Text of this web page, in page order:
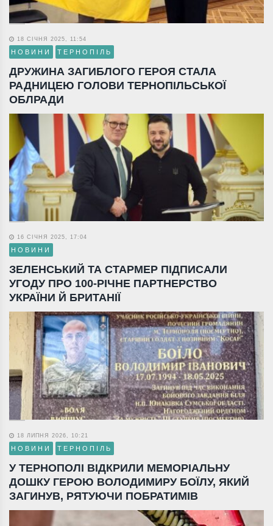
18 СІЧНЯ 2025, 11:54
НОВИНИ ТЕРНОПІЛЬ
ДРУЖИНА ЗАГИБЛОГО ГЕРОЯ СТАЛА
РАДНИЦЕЮ ГОЛОВИ ТЕРНОПІЛЬСЬКОЇ
ОБЛРАДИ
16 СІЧНЯ 2025, 17:04
НОВИНИ
ЗЕЛЕНСЬКИЙ ТА СТАРМЕР ПІДПИСАЛИ
УГОДУ ПРО 100-РІЧНЕ ПАРТНЕРСТВО
УКРАЇНИ Й БРИТАНІЇ
18 ЛИПНЯ 2026, 10:21
НОВИНИ ТЕРНОПІЛЬ
У ТЕРНОПОЛІ ВІДКРИЛИ МЕМОРІАЛЬНУ
ДОШКУ ГЕРОЮ ВОЛОДИМИРУ БОЇЛУ, ЯКИЙ
ЗАГИНУВ, РЯТУЮЧИ ПОБРАТИМІВ